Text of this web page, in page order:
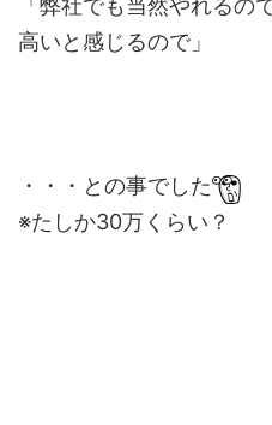
「弊社でも当然やれるの
高いと感じるので」
・・・との事でした
※たしか30万くらい？